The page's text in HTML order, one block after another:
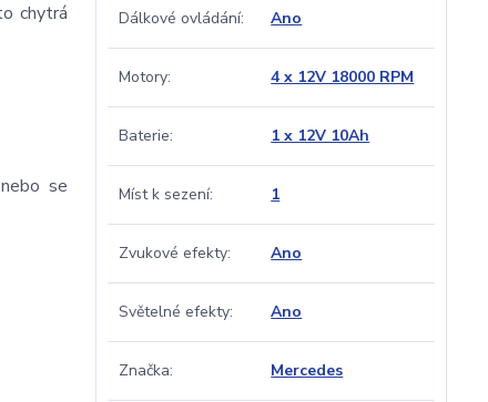
chytrá
se
Dálkové ovládání Ano
Motory 4 x 12V 18000 RPM
Baterie 1 x 12V 10Ah
Míst k sezení 1
Zvukové efekty Ano
Světelné efekty Ano
Značka Mercedes